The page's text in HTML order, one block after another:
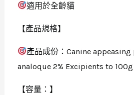
適用於全齡貓
【產品規格】
產品成份：Canine
analoque 2% Excipients to 100g
【容量：】